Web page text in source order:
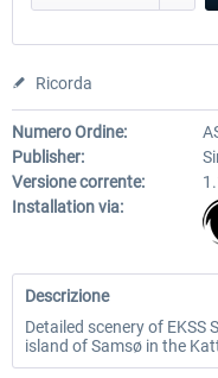
Ricorda
Numero Ordine:
Publisher:
Versione corrente:
Installation via:
Descrizione
Detailed scenery of EKSS
island of Samsø in the